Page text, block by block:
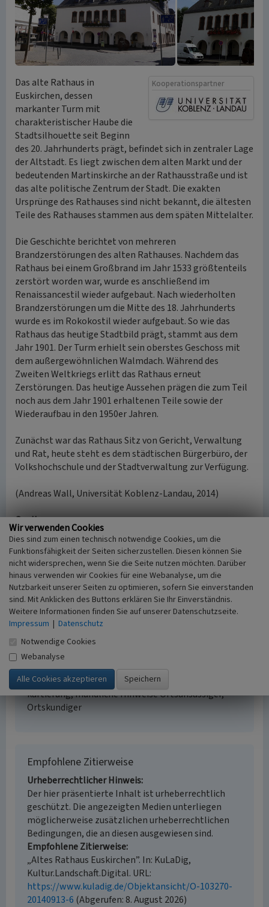
Kooperationspartner
Das alte Rathaus in
Euskirchen, dessen
markanter Turm mit
charakteristischer Haube die
Stadtsilhouette seit Beginn
des 20. Jahrhunderts prägt, befindet sich in zentraler Lage
der Altstadt. Es liegt zwischen dem alten Markt und der
bedeutenden Martinskirche an der Rathausstraße und ist
das alte politische Zentrum der Stadt. Die exakten
Ursprünge des Rathauses sind nicht bekannt, die ältesten
Teile des Rathauses stammen aus dem späten Mittelalter.
Die Geschichte berichtet von mehreren
Brandzerstörungen des alten Rathauses. Nachdem das
Rathaus bei einem Großbrand im Jahr 1533 größtenteils
zerstört worden war, wurde es anschließend im
Renaissancestil wieder aufgebaut. Nach wiederholten
Brandzerstörungen um die Mitte des 18. Jahrhunderts
wurde es im Rokokostil wieder aufgebaut. So wie das
Rathaus das heutige Stadtbild prägt, stammt aus dem
Jahr 1901. Der Turm erhielt sein oberstes Geschoss mit
dem außergewöhnlichen Walmdach. Während des
Zweiten Weltkriegs erlitt das Rathaus erneut
Zerstörungen. Das heutige Aussehen prägen die zum Teil
noch aus dem Jahr 1901 erhaltenen Teile sowie der
Wiederaufbau in den 1950er Jahren.
Zunächst war das Rathaus Sitz von Gericht, Verwaltung
und Rat, heute steht es dem städtischen Bürgerbüro, der
Volkshochschule und der Stadtverwaltung zur Verfügung.
(Andreas Wall, Universität Koblenz-Landau, 2014)
Quelle
Informationstafel im Stadtmuseum Euskirchen
Altes Rathaus Euskirchen
Schlagwörter
Rathaus
Fachsicht(en)
Kulturlandschaftspflege
Erfassungsmaßstab
i.d.R. 1:5.000 (größer als 1:20.000)
Erfassungsmethode
Literaturauswertung, Geländebegehung/-
kartierung, mündliche Hinweise Ortsansässiger,
Ortskundiger
Empfohlene Zitierweise
Urheberrechtlicher Hinweis
Der hier präsentierte Inhalt ist urheberrechtlich
geschützt. Die angezeigten Medien unterliegen
möglicherweise zusätzlichen urheberrechtlichen
Bedingungen, die an diesen ausgewiesen sind.
Empfohlene Zitierweise
„Altes Rathaus Euskirchen”. In: KuLaDig,
Kultur.Landschaft.Digital. URL:
https://www.kuladig.de/Objektansicht/O-103270-
20140913-6 (Abgerufen: 8. August 2026)
Wir verwenden Cookies
Dies sind zum einen technisch notwendige Cookies, um die
Funktionsfähigkeit der Seiten sicherzustellen. Diesen können Sie
nicht widersprechen, wenn Sie die Seite nutzen möchten. Darüber
hinaus verwenden wir Cookies für eine Webanalyse, um die
Nutzbarkeit unserer Seiten zu optimieren, sofern Sie einverstanden
sind. Mit Anklicken des Buttons erklären Sie Ihr Einverständnis.
Weitere Informationen finden Sie auf unserer Datenschutzseite.
Impressum | Datenschutz
Notwendige Cookies
Webanalyse